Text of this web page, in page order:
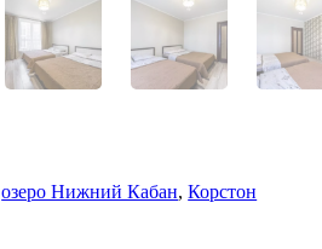
озеро Нижний Кабан,Корстон